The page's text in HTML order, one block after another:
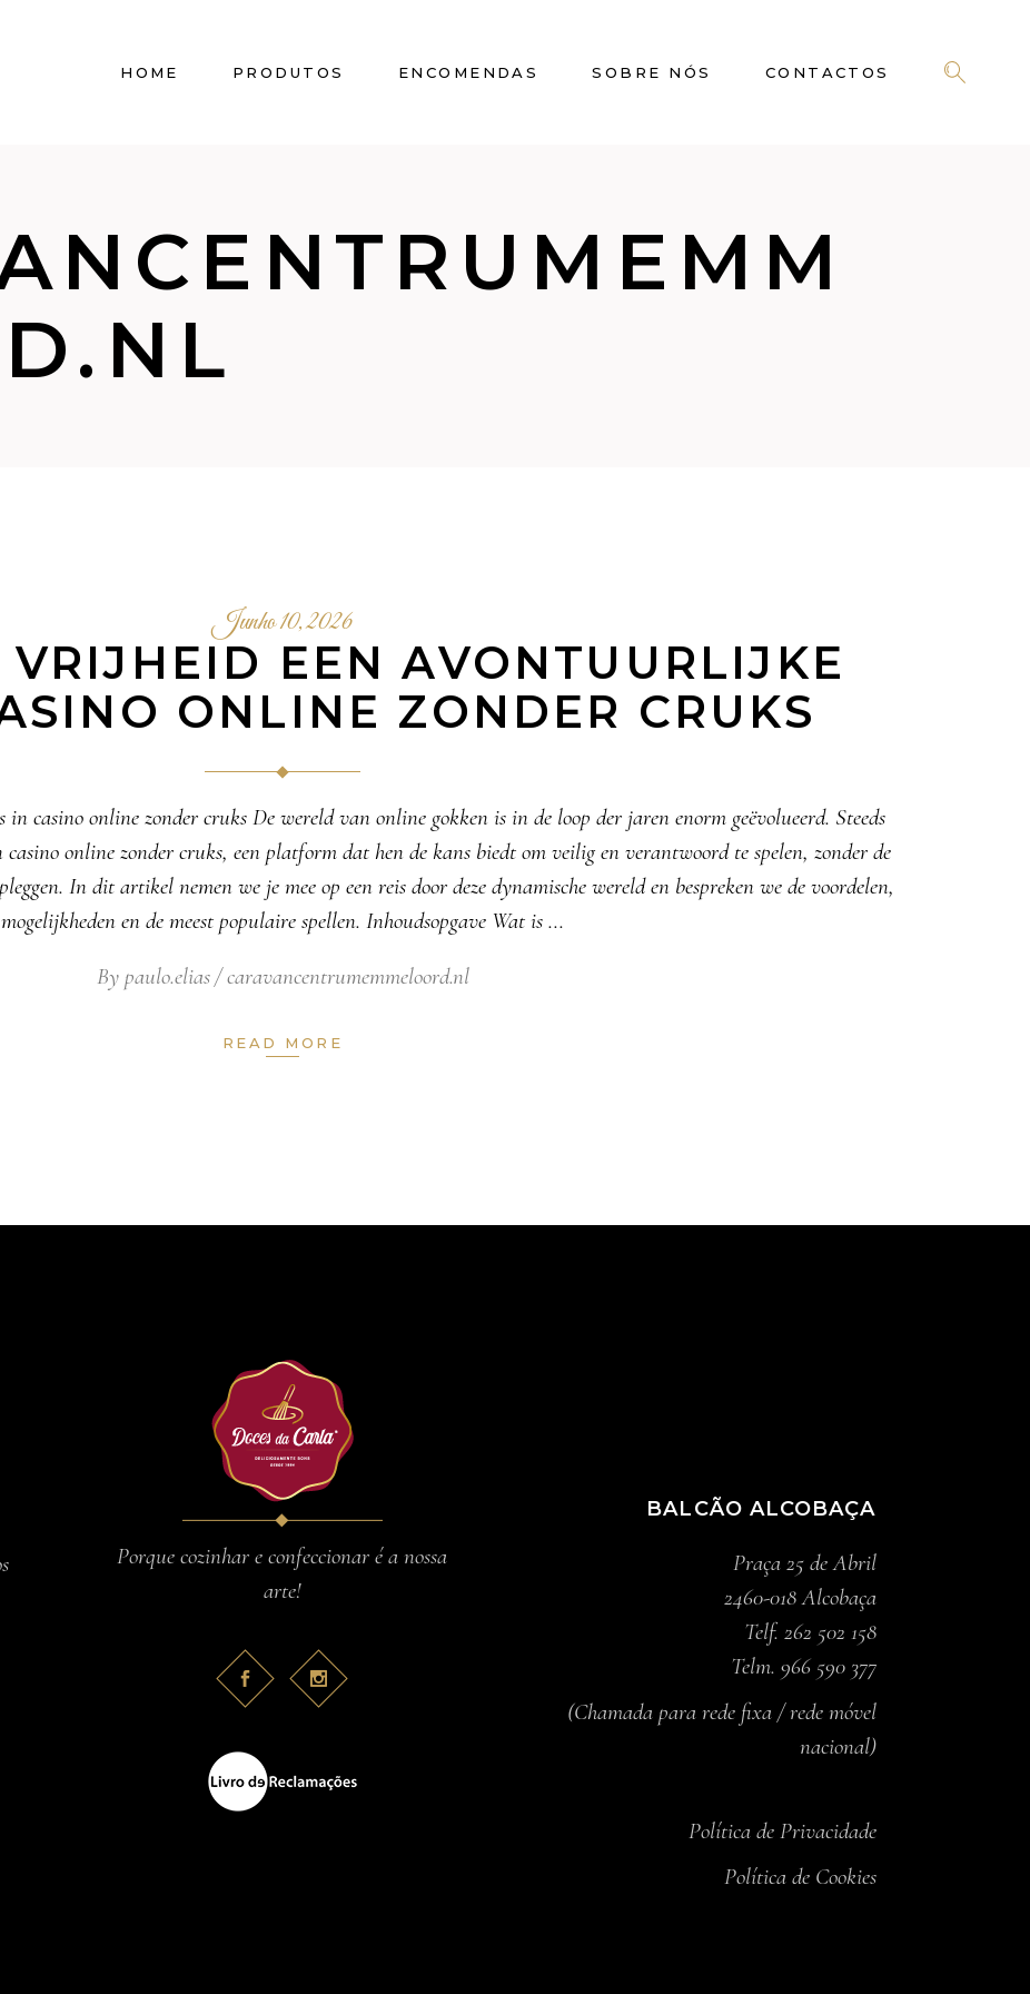
HOME PRODUTOS ENCOMENDAS SOBRE NÓS CONTACTOS
Junho 10, 2026
EEN AVONTUURLIJKE
ONLINE ZONDER CRUKS
casino online zonder cruks De wereld van online gokken is in de loop der jaren enorm geëvolueerd. Steeds
casino online zonder cruks, een platform dat hen de kans biedt om veilig en verantwoord te spelen, zonder de
In dit artikel nemen we je mee op een reis door deze dynamische wereld en bespreken we de voordelen,
mogelijkheden en de meest populaire spellen. Inhoudsopgave Wat is
By paulo.elias caravancentrumemmeloord.nl
READ MORE
Porque cozinhar e confeccionar é a nossa
arte!
BALCÃO ALCOBAÇA
Praça 25 de Abril
2460-018 Alcobaça
Telf. 262 502 158
Telm. 966 590 377
(Chamada para rede fixa / rede móvel
nacional)
Política de Privacidade
Política de Cookies